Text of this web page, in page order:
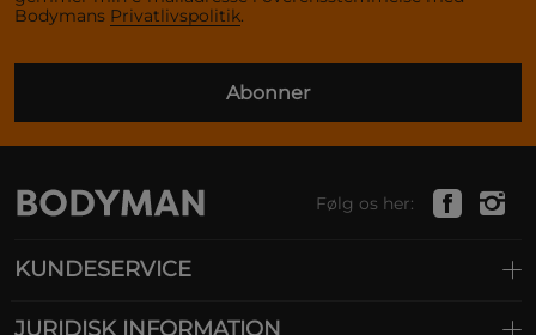
Bodymans Privatlivspolitik.
Abonner
Følg os her:
KUNDESERVICE
JURIDISK INFORMATION